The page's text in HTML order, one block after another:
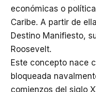
económicas o
Caribe. A partir de
Destino Manifiesto,
Roosevelt.
Este concepto nace
bloqueada
comienzos del siglo